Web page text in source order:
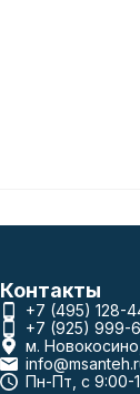
Контакты
+7 (495) 128-
+7 (925) 999-
м.
Пн-Пт, с 9:00-